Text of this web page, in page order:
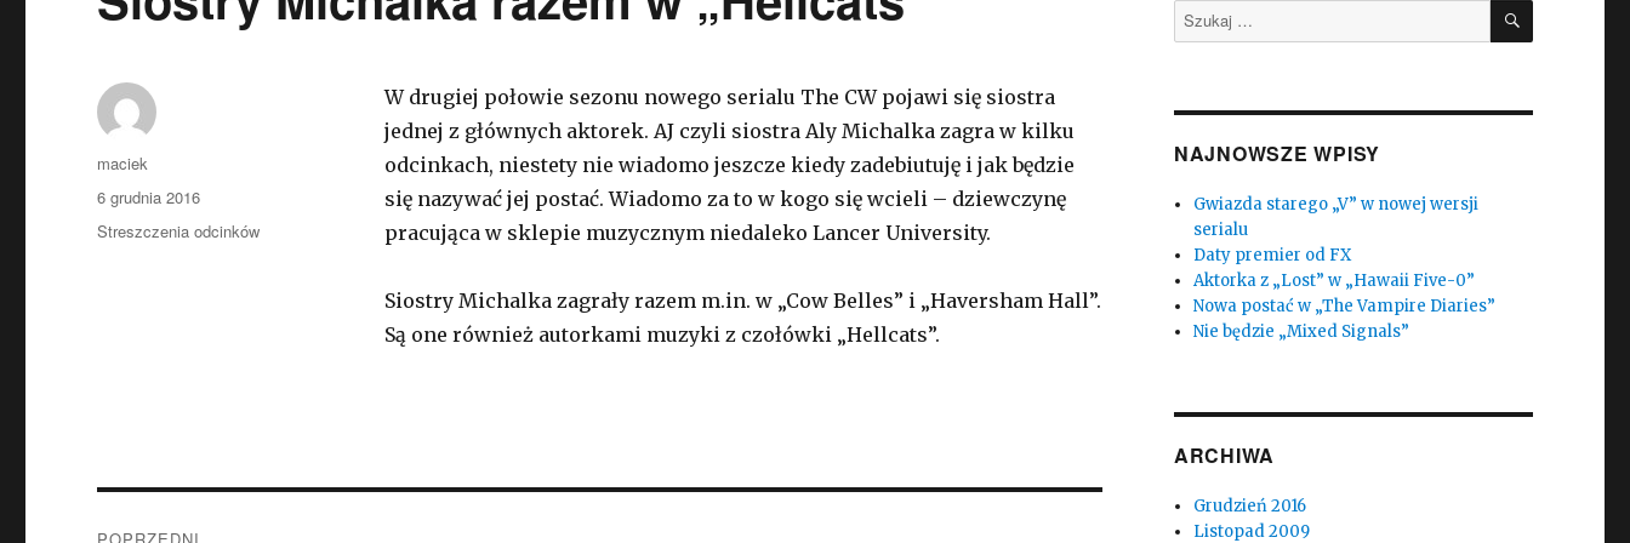
W drugiej połowie sezonu nowego serialu The CW pojawi się siostra
jednej z głównych aktorek. AJ czyli siostra Aly Michalka zagra w kilku
odcinkach, niestety nie wiadomo jeszcze kiedy zadebiutuję i jak będzie
się nazywać jej postać. Wiadomo za to w kogo się wcieli – dziewczynę
pracująca w sklepie muzycznym niedaleko Lancer University.
Siostry Michalka zagrały razem m.in. w „Cow Belles” i „Haversham Hall”.
Są one również autorkami muzyki z czołówki „Hellcats”.
Autor
maciek
Opublikowano
6 grudnia 2016
Kategorie
Streszczenia odcinków
Szukaj: SZUKAJ
NAJNOWSZE WPISY
Gwiazda starego „V” w nowej wersji
serialu
Daty premier od FX
Aktorka z „Lost” w „Hawaii Five-0”
Nowa postać w „The Vampire Diaries”
Nie będzie „Mixed Signals”
ARCHIWA
Grudzień 2016
Listopad 2009